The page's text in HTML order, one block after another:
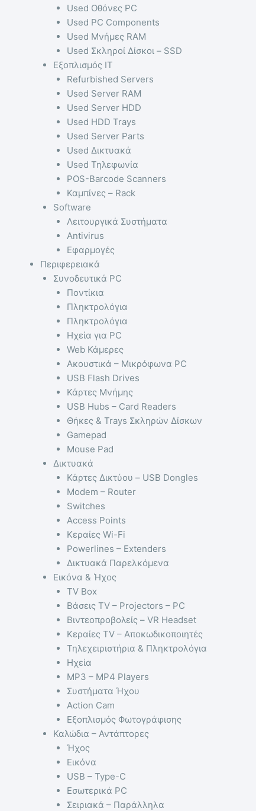
Used Οθόνες PC
Used PC Components
Used Μνήμες RAM
Used Σκληροί Δίσκοι – SSD
Εξοπλισμός IT
Refurbished Servers
Used Server RAM
Used Server HDD
Used HDD Trays
Used Server Parts
Used Δικτυακά
Used Τηλεφωνία
POS-Barcode Scanners
Καμπίνες – Rack
Software
Λειτουργικά Συστήματα
Antivirus
Εφαρμογές
Περιφερειακά
Συνοδευτικά PC
Ποντίκια
Πληκτρολόγια
Πληκτρολόγια
Ηχεία για PC
Web Κάμερες
Ακουστικά – Μικρόφωνα PC
USB Flash Drives
Κάρτες Μνήμης
USB Hubs – Card Readers
Θήκες & Trays Σκληρών Δίσκων
Gamepad
Mouse Pad
Δικτυακά
Κάρτες Δικτύου – USB Dongles
Modem – Router
Switches
Access Points
Κεραίες Wi-Fi
Powerlines – Extenders
Δικτυακά Παρελκόμενα
Εικόνα & Ήχος
TV Box
Βάσεις TV – Projectors – PC
Βιντεοπροβολείς – VR Headset
Κεραίες TV – Αποκωδικοποιητές
Τηλεχειριστήρια & Πληκτρολόγια
Ηχεία
MP3 – MP4 Players
Συστήματα Ήχου
Action Cam
Εξοπλισμός Φωτογράφισης
Καλώδια – Αντάπτορες
Ήχος
Εικόνα
USB – Type-C
Εσωτερικά PC
Σειριακά – Παράλληλα